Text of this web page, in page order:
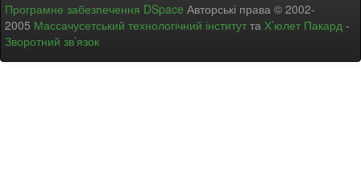
Програмне забезпечення DSpace Авторські права © 2002-
2005 Массачусетський технологічний інститут та Х’юлет Пакард -
Зворотний зв’язок